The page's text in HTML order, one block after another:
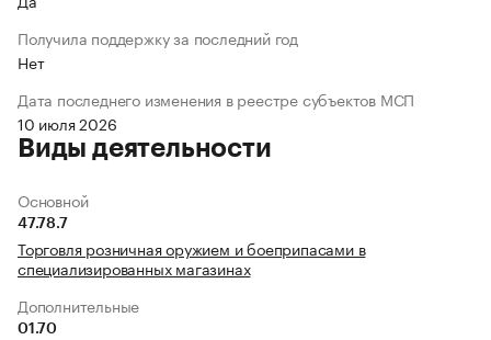
Получила поддержку за последний год
Нет
Дата последнего изменения в реестре субъектов МСП
10 июля 2026
Виды деятельности
Основной
47.78.7
Торговля розничная оружием и боеприпасами в
специализированных магазинах
Дополнительные
01.70